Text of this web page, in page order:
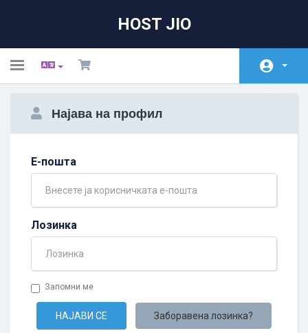
HOST JIO
Toggle
Store
Акции и промоции
База на знаења
Контакт
Најава на профил
Е-пошта
Лозинка
Запомни ме
Заборавена лозинка?